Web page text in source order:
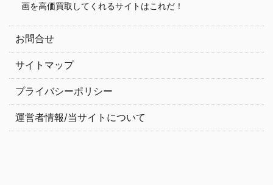
画を高価買取してくれるサイトはこれだ！
お問合せ
サイトマップ
プライバシーポリシー
運営者情報/当サイトについて